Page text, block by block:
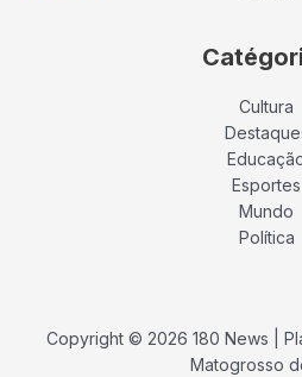
Cultura
Esportes
Mundo
Política
Copyright © 2026 180 News |
Matogrosso